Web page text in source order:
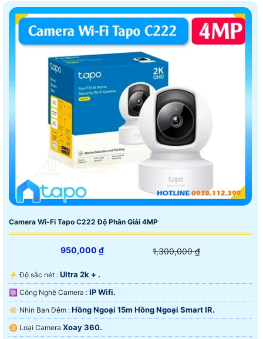
Camera Wi-Fi Tapo C222 Độ Phân Giải 4MP
950,000 ₫ 1,300,000 ₫
️⚡ Độ sắc nét : Ultra 2k + .
⚛️ Công Nghệ Camera : IP Wifi.
🔅 Nhìn Ban Đêm : Hồng Ngoại 15m Hồng Ngoại Smart IR.
♊ Loại Camera Xoay 360.